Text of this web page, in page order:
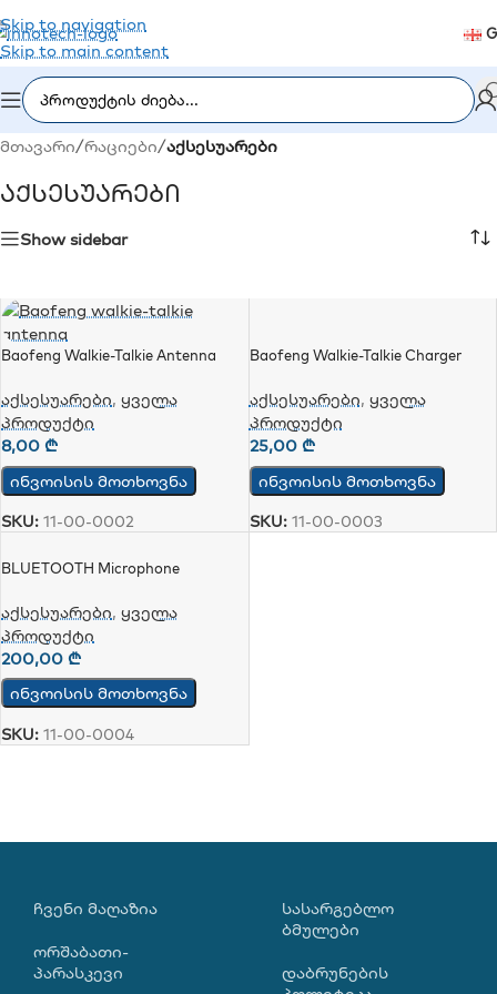
Skip to navigation
Skip to main content
მთავარი/რაციები/აქსესუარები
Აქსესუარები
Show sidebar
Baofeng Walkie-Talkie Antenna
აქსესუარები, ყველა
პროდუქტი
8,00 ₾
ინვოისის მოთხოვნა
SKU: 11-00-0002
Baofeng Walkie-Talkie Charger
აქსესუარები, ყველა
პროდუქტი
25,00 ₾
ინვოისის მოთხოვნა
SKU: 11-00-0003
BLUETOOTH Microphone
აქსესუარები, ყველა
პროდუქტი
200,00 ₾
ინვოისის მოთხოვნა
SKU: 11-00-0004
ᲩᲕᲔᲜᲘ ᲛᲐᲦᲐᲖᲘᲐ
ორშაბათი-
პარასკევი
ᲡᲐᲡᲐᲠᲒᲔᲑᲚᲝ
ᲑᲛᲣᲚᲔᲑᲘ
დაბრუნების